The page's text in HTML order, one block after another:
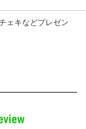
ェキなどプレゼン